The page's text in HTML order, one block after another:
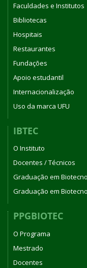
Faculdades e Institutos
Bibliotecas
Hospitais
Restaurantes
Fundações
Apoio estudantil
Internacionalização
Uso da marca UFU
IBTEC
O Instituto
Docentes / Técnicos
Graduação em
Graduação em
PPGBIOTEC
O Programa
Mestrado
Docentes